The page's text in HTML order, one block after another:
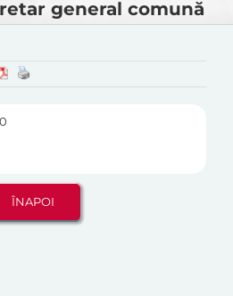
general comună